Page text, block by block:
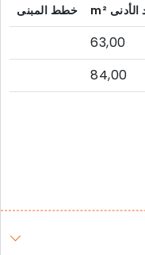
الأدنى خطط المبنى
63,00
84,00